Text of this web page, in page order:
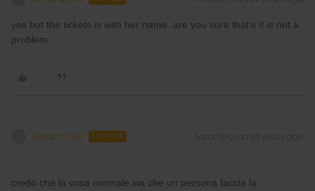
yes but the tickets is with her name. are you sure that’s it is not a
problem
chiaradev AUTHOR Forum|Forum|4 years ago
credo che la cosa normale sia che un persona faccia la